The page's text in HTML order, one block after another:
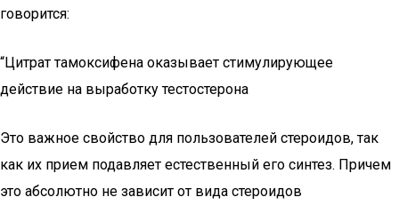
говорится:
“Цитрат тамоксифена оказывает стимулирующее
действие на выработку тестостерона
Это важное свойство для пользователей стероидов, так
как их прием подавляет естественный его синтез. Причем
это абсолютно не зависит от вида стероидов